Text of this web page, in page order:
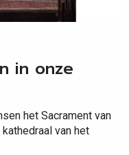
in onze
het Sacrament van
van het